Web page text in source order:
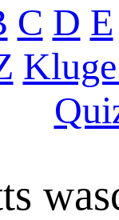
C D E